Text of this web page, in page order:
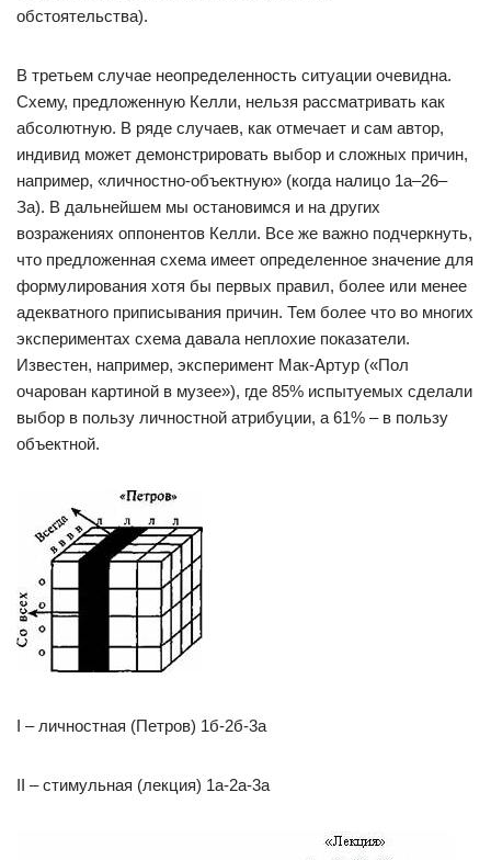
обстоятельства).
В третьем случае неопределенность ситуации очевидна.
Схему, предложенную Келли, нельзя рассматривать как
абсолютную. В ряде случаев, как отмечает и сам автор,
индивид может демонстрировать выбор и сложных причин,
например, «личностно-объектную» (когда налицо 1а–26–
За). В дальнейшем мы остановимся и на других
возражениях оппонентов Келли. Все же важно подчеркнуть,
что предложенная схема имеет определенное значение для
формулирования хотя бы первых правил, более или менее
адекватного приписывания причин. Тем более что во многих
экспериментах схема давала неплохие показатели.
Известен, например, эксперимент Мак-Артур («Пол
очарован картиной в музее»), где 85% испытуемых сделали
выбор в пользу личностной атрибуции, а 61% – в пользу
объектной.
I – личностная (Петров) 1б-2б-3а
II – стимульная (лекция) 1а-2а-3а